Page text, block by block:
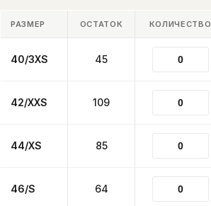
РАЗМЕР ОСТАТОК КОЛИЧЕСТВО
40/3XS 45
42/XXS 109
44/XS 85
46/S 64